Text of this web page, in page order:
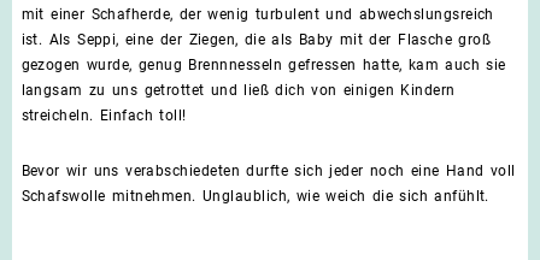
mit einer Schafherde, der wenig turbulent und abwechslungsreich
ist. Als Seppi, eine der Ziegen, die als Baby mit der Flasche groß
gezogen wurde, genug Brennnesseln gefressen hatte, kam auch sie
langsam zu uns getrottet und ließ dich von einigen Kindern
streicheln. Einfach toll!
Bevor wir uns verabschiedeten durfte sich jeder noch eine Hand voll
Schafswolle mitnehmen. Unglaublich, wie weich die sich anfühlt.